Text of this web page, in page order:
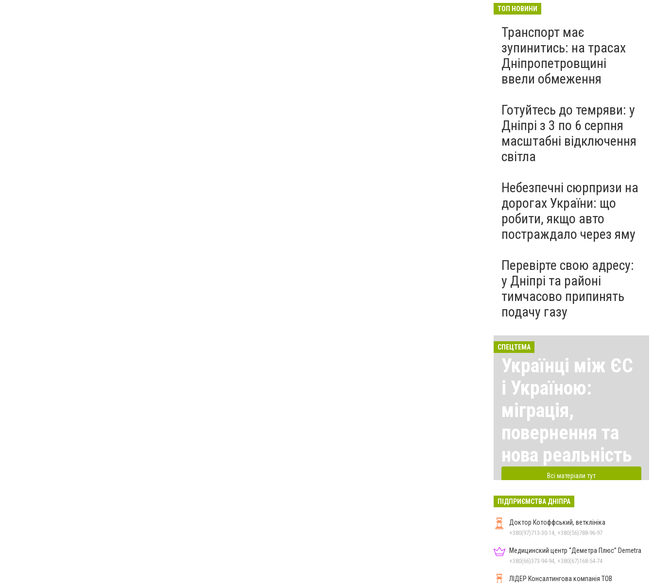
ТОП НОВИНИ
Транспорт має
зупинитись: на трасах
Дніпропетровщині
ввели обмеження
Готуйтесь до темряви: у
Дніпрі з 3 по 6 серпня
масштабні відключення
світла
Небезпечні сюрпризи на
дорогах України: що
робити, якщо авто
постраждало через яму
Перевірте свою адресу:
у Дніпрі та районі
тимчасово припинять
подачу газу
СПЕЦТЕМА
Українці між ЄС
і Україною:
міграція,
повернення та
нова реальність
Всі матеріали тут
ПІДПРИЄМСТВА ДНІПРА
Доктор Котоффський, ветклініка
+380(97)713-30-14, +380(56)788-96-97
Медицинский центр “Деметра Плюс” Demetra
+380(66)373-94-94, +380(67)168-54-74
ЛІДЕР Консалтингова компанія ТОВ